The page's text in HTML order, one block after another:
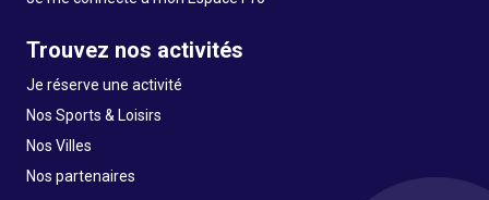
Trouvez nos activités
Je réserve une activité
Nos Sports & Loisirs
Nos Villes
Nos partenaires